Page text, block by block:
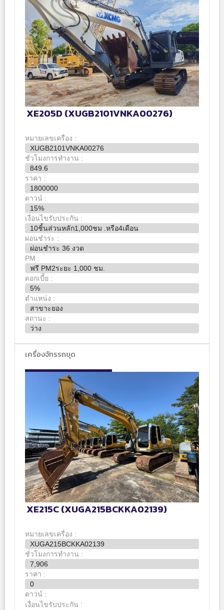
XE205D (XUGB2101VNKA00276)
หมายเลขเครื่อง :
XUGB2101VNKA00276
ชั่วโมงการทำงาน :
849.6
ราคา :
1800000
ดาวน์ :
15%
เงื่อนไขรับประกัน :
10ชิ้นส่วนหลัก1,000ชม .หรือ4เดือน
ผ่อนชำระ :
ผ่อนชำระ 36 งวด
PM :
ฟรี PM2ระยะ 1,000 ชม.
ดอกเบี้ย :
5%
ตำแหน่ง :
สาขาะยอง
สถานะ :
ว่าง
เครื่องจักรรถขุด
XE215C (XUGA215BCKKA02139)
หมายเลขเครื่อง :
XUGA215BCKKA02139
ชั่วโมงการทำงาน :
7,906
ราคา :
0
ดาวน์ :
เงื่อนไขรับประกัน :